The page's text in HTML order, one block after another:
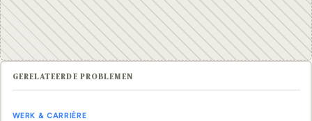
GERELATEERDE PROBLEMEN
WERK & CARRIÈRE